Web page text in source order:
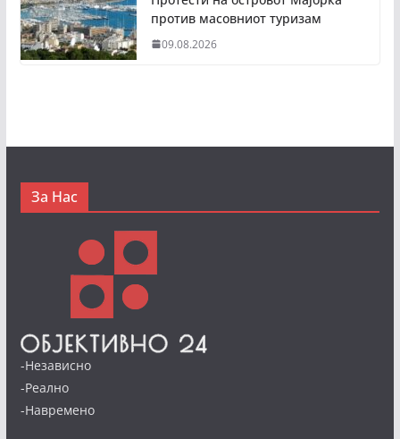
против масовниот туризам
09.08.2026
За Нас
-Независно
-Реално
-Навремено